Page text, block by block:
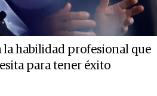
la habilidad profesional que
para tener éxito